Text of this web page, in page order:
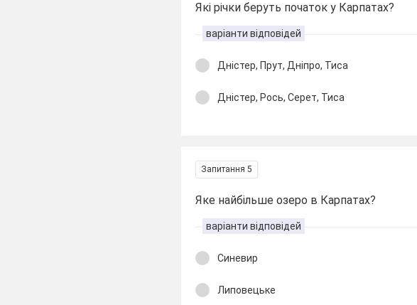
Які річки беруть початок у Карпатах?
варіанти відповідей
Дністер, Прут, Дніпро, Тиса
Дністер, Рось, Серет, Тиса
Запитання 5
Яке найбільше озеро в Карпатах?
варіанти відповідей
Синевир
Липовецьке